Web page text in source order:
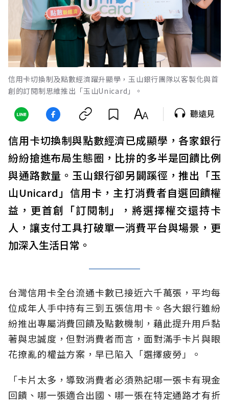
信用卡切換制及點數經濟躍升顯學，玉山銀行團隊以客製化與首
創的訂閱制思維推出「玉山Unicard」。
聽遠見
信用卡切換制與點數經濟已成顯學，各家銀行
紛紛搶進布局生態圈，比拚的多半是回饋比例
與通路數量。玉山銀行卻另闢蹊徑，推出「玉
山Unicard」信用卡，主打消費者自選回饋權
益，更首創「訂閱制」，將選擇權交還持卡
人，讓支付工具打破單一消費平台與場景，更
加深入生活日常。
台灣信用卡全台流通卡數已接近六千萬張，平均每
位成年人手中持有三到五張信用卡。各大銀行雖紛
紛推出專屬消費回饋及點數機制，藉此提升用戶黏
著與忠誠度，但對消費者而言，面對滿手卡片與眼
花撩亂的權益方案，早已陷入「選擇疲勞」。
「卡片太多，導致消費者必須熟記哪一張卡有現金
回饋、哪一張適合出國、哪一張在特定通路才有折